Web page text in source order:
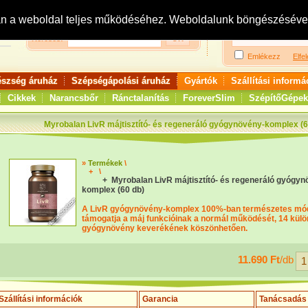
a weboldal teljes működéséhez. Weboldalunk
Keresés:
Bejelentkezés:
Emlékezz
áruház Szépségápolási áruház Gyártók Szállítási
Cikkek
Narancsbőr Ránctalanítás ForeverSlim SzépítőGépek
Myrobalan LivR májtisztító- és regeneráló gyógynövény-komplex
» Termékek \
+
\
+ Myrobalan LivR májtisztító- és regeneráló
komplex (60 db)
A LivR gyógynövény-komplex 100%-ban természetes
támogatja a máj funkcióinak a normál működését, 14
gyógynövény keverékének köszönhetően.
11.690 Ft/db
információk
Garancia
Tanácsadás